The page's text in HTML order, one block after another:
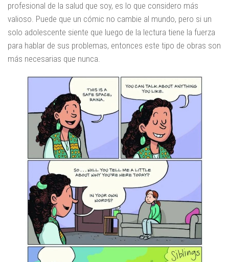
profesional de la salud que soy, es lo que considero más
valioso. Puede que un cómic no cambie al mundo, pero si un
solo adolescente siente que luego de la lectura tiene la fuerza
para hablar de sus problemas, entonces este tipo de obras son
más necesarias que nunca.